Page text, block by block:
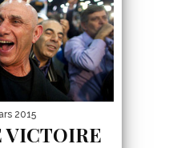
2015
VICTOIRE